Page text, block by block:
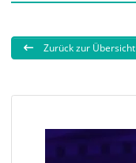
Zurück zur Übersicht